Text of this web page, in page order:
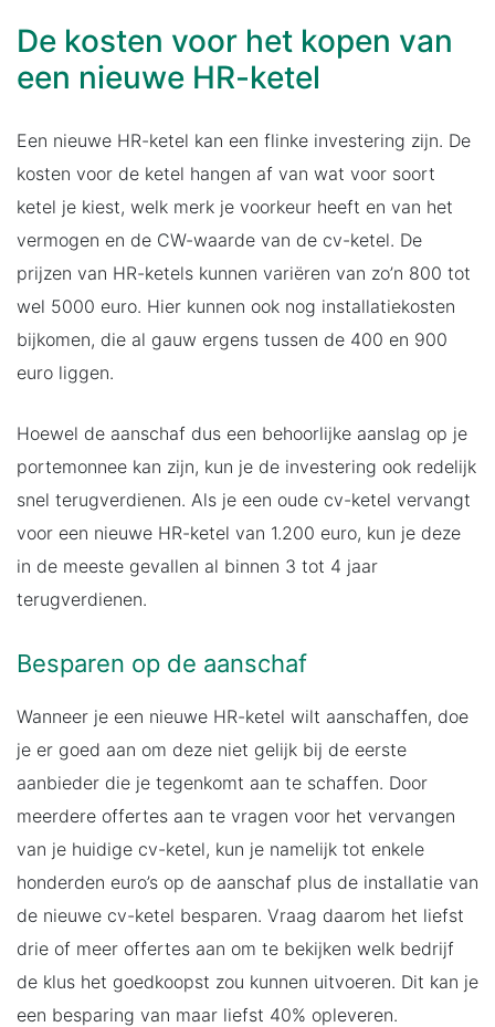
De kosten voor het kopen van
een nieuwe HR-ketel
Een nieuwe HR-ketel kan een flinke investering zijn. De
kosten voor de ketel hangen af van wat voor soort
ketel je kiest, welk merk je voorkeur heeft en van het
vermogen en de CW-waarde van de cv-ketel. De
prijzen van HR-ketels kunnen variëren van zo’n 800 tot
wel 5000 euro. Hier kunnen ook nog installatiekosten
bijkomen, die al gauw ergens tussen de 400 en 900
euro liggen.
Hoewel de aanschaf dus een behoorlijke aanslag op je
portemonnee kan zijn, kun je de investering ook redelijk
snel terugverdienen. Als je een oude cv-ketel vervangt
voor een nieuwe HR-ketel van 1.200 euro, kun je deze
in de meeste gevallen al binnen 3 tot 4 jaar
terugverdienen.
Besparen op de aanschaf
Wanneer je een nieuwe HR-ketel wilt aanschaffen, doe
je er goed aan om deze niet gelijk bij de eerste
aanbieder die je tegenkomt aan te schaffen. Door
meerdere offertes aan te vragen voor het vervangen
van je huidige cv-ketel, kun je namelijk tot enkele
honderden euro’s op de aanschaf plus de installatie van
de nieuwe cv-ketel besparen. Vraag daarom het liefst
drie of meer offertes aan om te bekijken welk bedrijf
de klus het goedkoopst zou kunnen uitvoeren. Dit kan je
een besparing van maar liefst 40% opleveren.